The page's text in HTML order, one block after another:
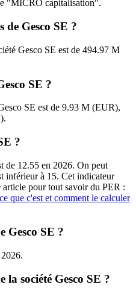
"MICRO capitalisation".
de Gesco SE ?
Gesco SE est de 494.97 M
SE ?
SE est de 9.93 M (EUR),
?
de 12.55 en 2026. On peut
inférieur à 15. Cet indicateur
article pour tout savoir du PER :
que c'est et comment le calculer
Gesco SE ?
la société Gesco SE ?